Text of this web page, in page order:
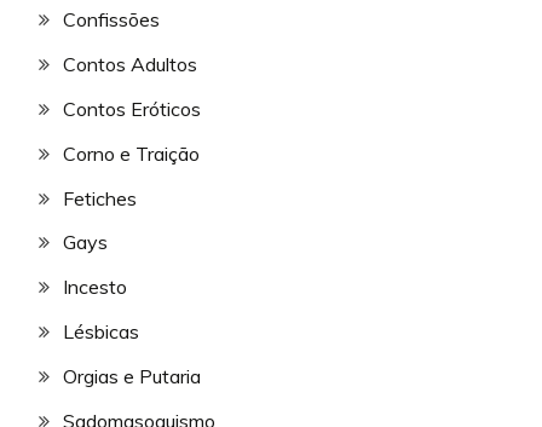
Confissões
Contos Adultos
Contos Eróticos
Corno e Traição
Fetiches
Gays
Incesto
Lésbicas
Orgias e Putaria
Sadomasoquismo